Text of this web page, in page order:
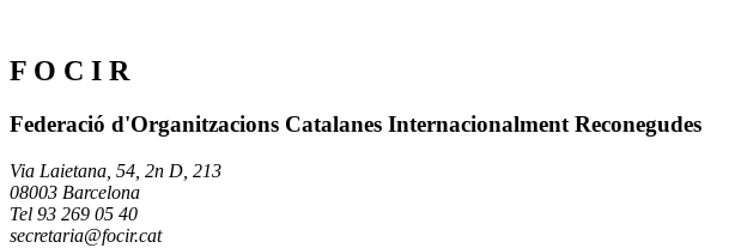
F O C I R
Federació d'Organitzacions Catalanes Internacionalment Reconegudes
Via Laietana, 54, 2n D, 213
08003 Barcelona
Tel 93 269 05 40
secretaria@focir.cat